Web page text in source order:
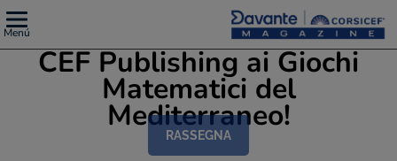
Menú
CEF Publishing ai Giochi
Matematici del
Mediterraneo!
RASSEGNA